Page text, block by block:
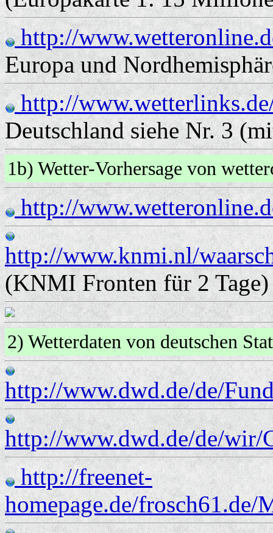
http://
Europa und
http://
Deutschland siehe Nr. 3
1b) Wetter-Vorhersage von
http://
http://www.knmi.nl/
(KNMI Fronten für 2 Tage)
2) Wetterdaten von deutschen
http://www.dwd.de/de/
http://www.dwd.de/de/wir/
http://freenet-
homepage.de/